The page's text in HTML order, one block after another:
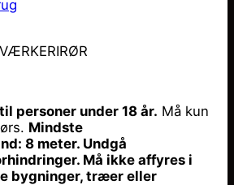
personer under 18 år. Må kun
Mindste
8 meter. Undgå
Må ikke affyres i
bygninger, træer eller